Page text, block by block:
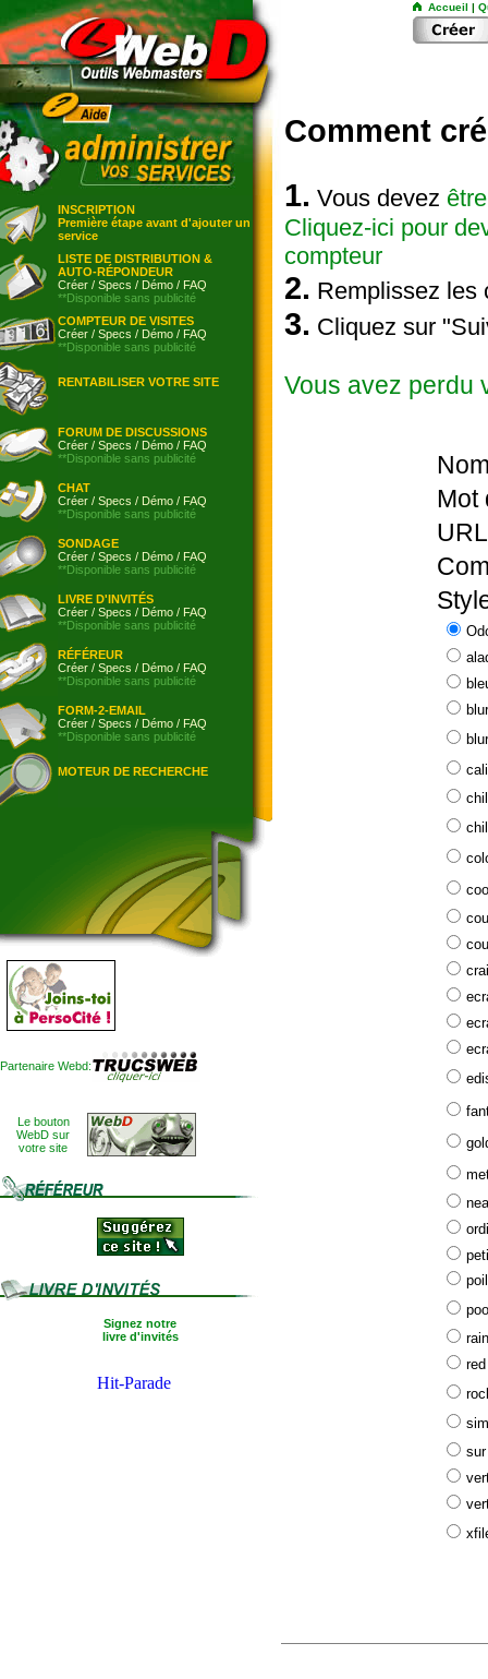
INSCRIPTION
Première étape avant d'ajouter un
service
LISTE DE DISTRIBUTION &
AUTO-RÉPONDEUR
Créer / Specs / Démo / FAQ
**Disponible sans publicité
COMPTEUR DE VISITES
Créer / Specs / Démo / FAQ
**Disponible sans publicité
RENTABILISER VOTRE SITE
FORUM DE DISCUSSIONS
Créer / Specs / Démo / FAQ
**Disponible sans publicité
CHAT
Créer / Specs / Démo / FAQ
**Disponible sans publicité
SONDAGE
Créer / Specs / Démo / FAQ
**Disponible sans publicité
LIVRE D'INVITÉS
Créer / Specs / Démo / FAQ
**Disponible sans publicité
RÉFÉREUR
Créer / Specs / Démo / FAQ
**Disponible sans publicité
FORM-2-EMAIL
Créer / Specs / Démo / FAQ
**Disponible sans publicité
MOTEUR DE RECHERCHE
Partenaire Webd:
Le bouton
WebD sur
votre site
Signez notre
livre d'invités
Accueil |
Comment
1. Vous devez
Cliquez-ici pour
compteur
2. Remplissez les
3. Cliquez sur
Vous avez perdu
Mot
cali
poil
red
sur